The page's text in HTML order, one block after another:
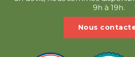
9h à 19h.
Nous